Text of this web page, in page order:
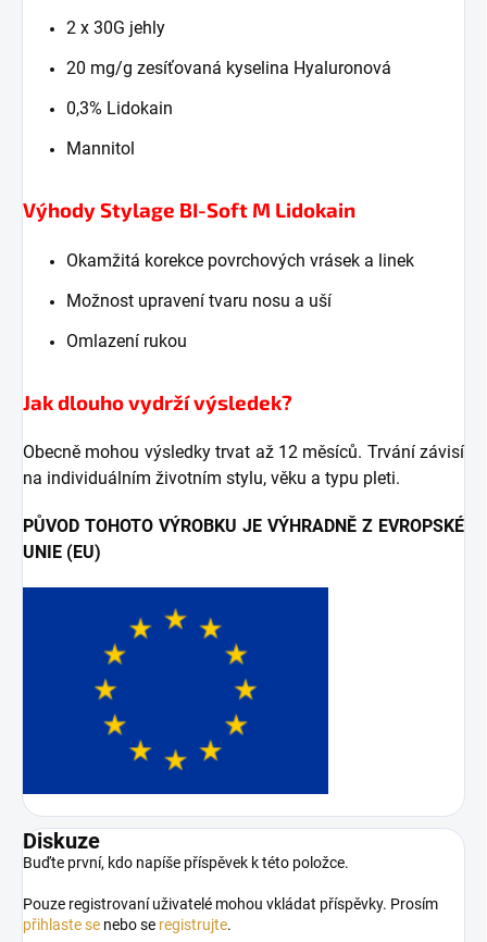
2 x 30G jehly
20 mg/g zesíťovaná kyselina Hyaluronová
0,3% Lidokain
Mannitol
Výhody Stylage BI-Soft M Lidokain
Okamžitá korekce povrchových vrásek a linek
Možnost upravení tvaru nosu a uší
Omlazení rukou
Jak dlouho vydrží výsledek?
Obecně mohou výsledky trvat až 12 měsíců. Trvání závisí
na individuálním životním stylu, věku a typu pleti.
PŮVOD TOHOTO VÝROBKU JE VÝHRADNĚ Z EVROPSKÉ
UNIE (EU)
Diskuze
Buďte první, kdo napíše příspěvek k této položce.
Pouze registrovaní uživatelé mohou vkládat příspěvky. Prosím
přihlaste se nebo se registrujte.